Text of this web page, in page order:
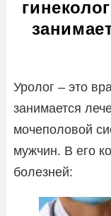
Уролог – это
занимается
мочеполовой
мужчин. В его
болезней: